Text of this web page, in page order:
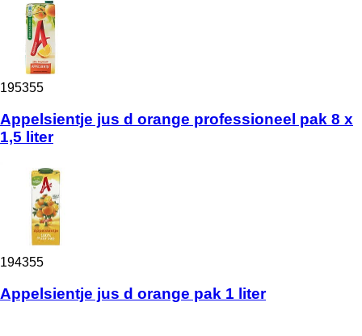
195355
Appelsientje jus d orange professioneel pak 8 x
1,5 liter
194355
Appelsientje jus d orange pak 1 liter